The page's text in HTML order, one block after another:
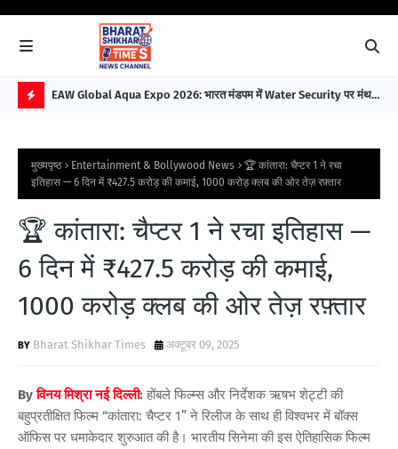
O
P
O
S
EAW Global Aqua Expo 2026: भारत मंडपम में Water Security पर मंथन,
मुख्यपृष्ठ Entertainment & Bollywood News
🏆 कांतारा: चैप्टर 1 ने रचा
इतिहास — 6 दिन में ₹427.5 करोड़ की कमाई, 1000 करोड़ क्लब की ओर तेज़ रफ़्तार
🏆 कांतारा: चैप्टर 1 ने रचा इतिहास —
6 दिन में ₹427.5 करोड़ की कमाई,
1000 करोड़ क्लब की ओर तेज़ रफ़्तार
Bharat Shikhar Times अक्टूबर 09, 2025
Byविनय मिश्रा नई दिल्ली: होंबले फिल्म्स और निर्देशक ऋषभ शेट्टी की
बहुप्रतीक्षित फिल्म “कांतारा: चैप्टर 1” ने रिलीज के साथ ही विश्वभर में बॉक्स
ऑफिस पर धमाकेदार शुरुआत की है। भारतीय सिनेमा की इस ऐतिहासिक फिल्म